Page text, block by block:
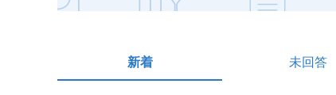
新着 未回答